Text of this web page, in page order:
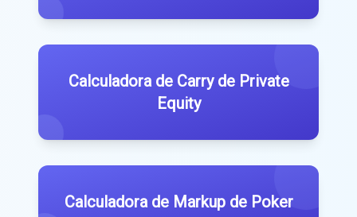
Calculadora de Carry de Private
Equity
Calculadora de Markup de Poker